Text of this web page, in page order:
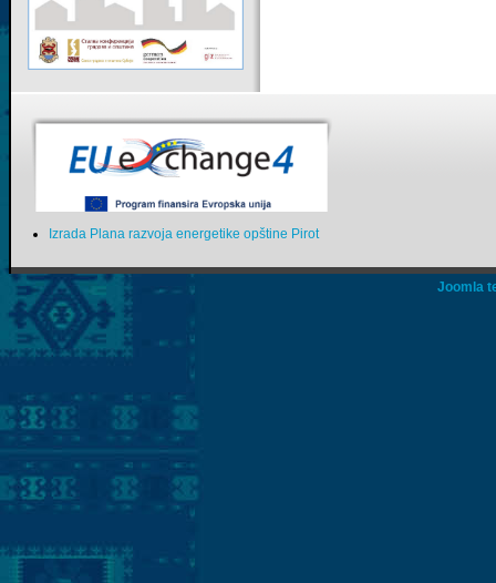
Izrada Plana razvoja energetike opštine Pirot
Joomla